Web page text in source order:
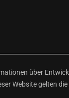
über
Website gelten